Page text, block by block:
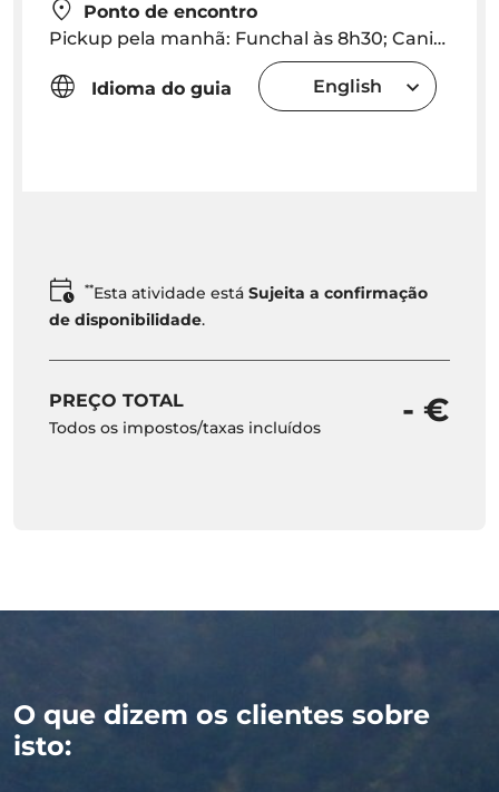
Ponto de encontro
Pickup pela manhã: Funchal às 8h30; Caniço às 8h00 . Pickup pela Tarde: Funchal às 14h00; Caniço às 13h30 - Hora Exacta será fornecida dependendo da localização hotel
Idioma do guia English
**Esta atividade está Sujeita a confirmação
de disponibilidade.
PREÇO TOTAL
Todos os impostos/taxas incluídos - €
O que dizem os clientes sobre
isto: